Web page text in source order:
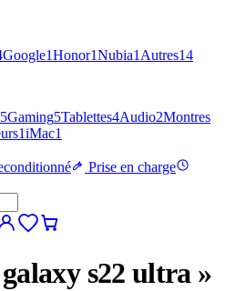
Google1Honor1Nubia1 Autres14
Gaming5Tablettes4Audio2Montres
1iMac1
Prise en charge
s22 ultra »